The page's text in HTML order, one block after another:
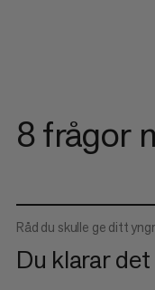
8 frågor
Råd du skulle ge ditt
Du klarar